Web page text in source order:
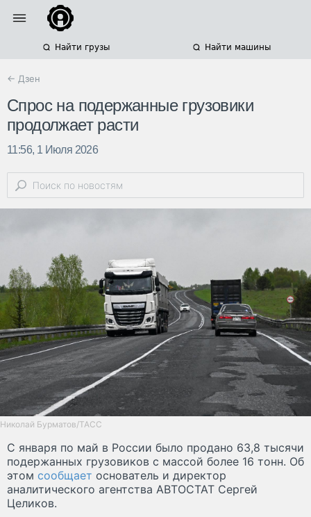
Найти грузы Найти машины
← Дзен
Спрос на подержанные грузовики
продолжает расти
11:56, 1 Июля 2026
Николай Бурматов/ТАСС
С января по май в России было продано 63,8 тысячи
подержанных грузовиков с массой более 16 тонн. Об
этом сообщает основатель и директор
аналитического агентства АВТОСТАТ Сергей
Целиков.